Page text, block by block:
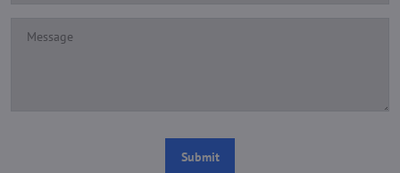
Submit